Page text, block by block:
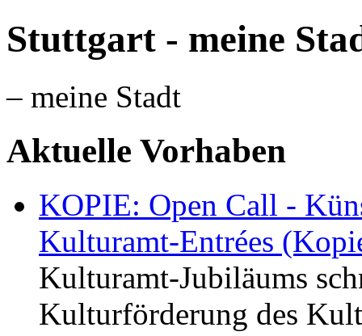
Stuttgart - meine
– meine Stadt
Aktuelle Vorhaben
KOPIE: Open Call -
Kulturamt-Entrées
Kulturamt-Jubiläums
Kulturförderung des